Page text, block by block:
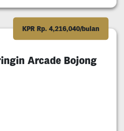
KPR Rp. 4,216,040/bulan
Arcade Bojong